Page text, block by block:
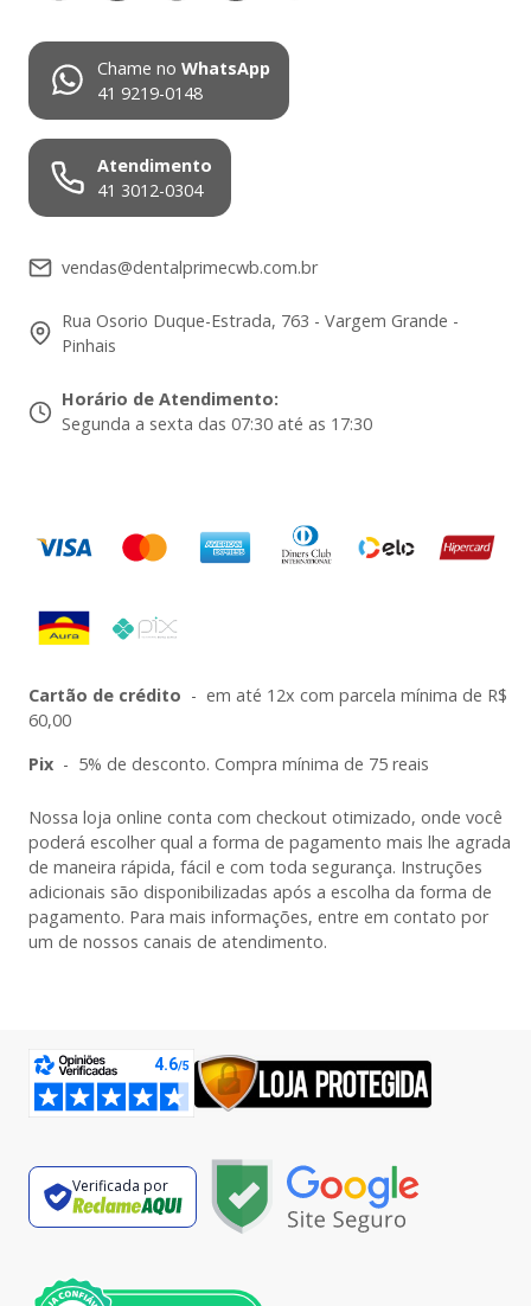
Chame no WhatsApp
41 9219-0148
Atendimento
41 3012-0304
vendas@dentalprimecwb.com.br
Rua Osorio Duque-Estrada, 763 - Vargem Grande -
Pinhais
Horário de Atendimento:
Segunda a sexta das 07:30 até as 17:30
Cartão de crédito - em até 12x com parcela mínima de R$
60,00
Pix - 5% de desconto. Compra mínima de 75 reais
Nossa loja online conta com checkout otimizado, onde você
poderá escolher qual a forma de pagamento mais lhe agrada
de maneira rápida, fácil e com toda segurança. Instruções
adicionais são disponibilizadas após a escolha da forma de
pagamento. Para mais informações, entre em contato por
um de nossos canais de atendimento.
Verificada por